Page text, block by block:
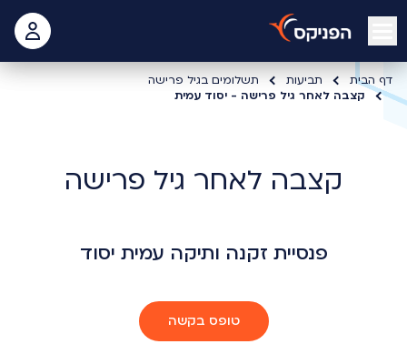
open mobile menu
דף הבית תביעות
תשלומים בגיל פרישה
קצבה לאחר גיל פרישה - יסוד עמית
קצבה לאחר גיל פרישה
פנסיית זקנה ותיקה עמית יסוד
טופס בקשה